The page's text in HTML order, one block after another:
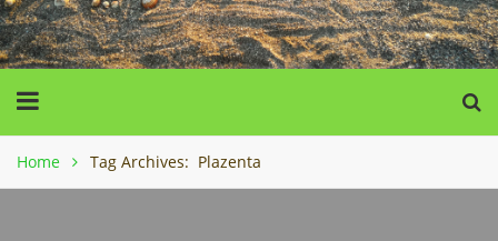
Home Tag Archives: Plazenta